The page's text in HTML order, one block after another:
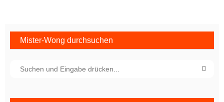
Mister-Wong durchsuchen